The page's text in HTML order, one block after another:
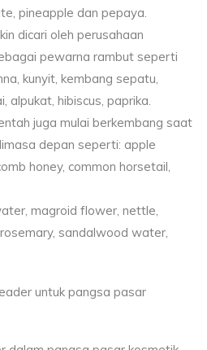
pineapple dan pepaya.
dicari oleh perusahaan
pewarna rambut seperti
kunyit, kembang sepatu,
alpukat, hibiscus, paprika.
juga mulai berkembang saat
depan seperti: apple
honey, common horsetail,
magroid flower, nettle,
sandalwood water,
untuk pangsa pasar